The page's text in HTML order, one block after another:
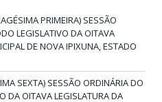
PRIMEIRA) SESSÃO
LEGISLATIVO DA OITAVA
DE NOVA IPIXUNA, ESTADO
SEXTA) SESSÃO ORDINÁRIA DO
DA OITAVA LEGISLATURA DA